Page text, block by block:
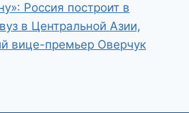
Россия построит в
в Центральной Азии,
вице-премьер Оверчук